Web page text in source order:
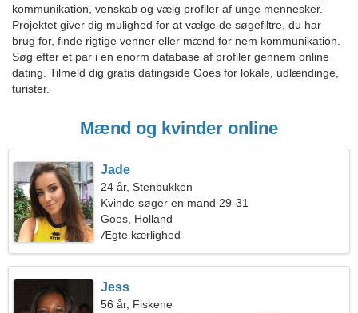
kommunikation, venskab og vælg profiler af unge mennesker.
Projektet giver dig mulighed for at vælge de søgefiltre, du har
brug for, finde rigtige venner eller mænd for nem kommunikation.
Søg efter et par i en enorm database af profiler gennem online
dating. Tilmeld dig gratis datingside Goes for lokale, udlændinge,
turister.
Mænd og kvinder online
Jade
24 år, Stenbukken
Kvinde søger en mand 29-31
Goes, Holland
Ægte kærlighed
Jess
56 år, Fiskene